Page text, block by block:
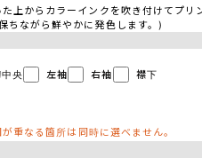
上からカラーインクを吹き付けてプリ
ちながら鮮やかに発色します。)
央 左袖 右袖 襟下
重なる箇所は同時に選べません。